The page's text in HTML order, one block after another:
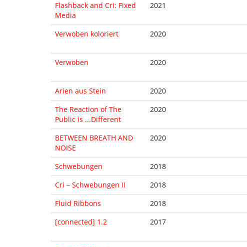
Flashback and Cri: Fixed
Media
2021
Verwoben koloriert 2020
Verwoben
2020
Arien aus Stein
2020
The Reaction of The
Public is ...Different
2020
BETWEEN BREATH AND
NOISE
2020
Schwebungen
2018
Cri – Schwebungen II
2018
Fluid Ribbons
2018
[connected] 1.2
2017